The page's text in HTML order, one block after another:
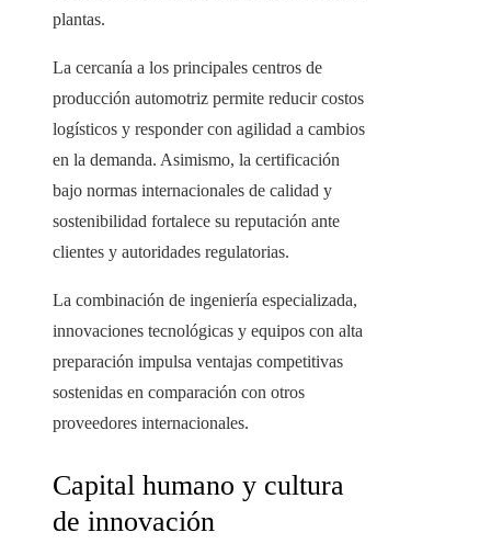
plantas.
La cercanía a los principales centros de
producción automotriz permite reducir costos
logísticos y responder con agilidad a cambios
en la demanda. Asimismo, la certificación
bajo normas internacionales de calidad y
sostenibilidad fortalece su reputación ante
clientes y autoridades regulatorias.
La combinación de ingeniería especializada,
innovaciones tecnológicas y equipos con alta
preparación impulsa ventajas competitivas
sostenidas en comparación con otros
proveedores internacionales.
Capital humano y cultura
de innovación